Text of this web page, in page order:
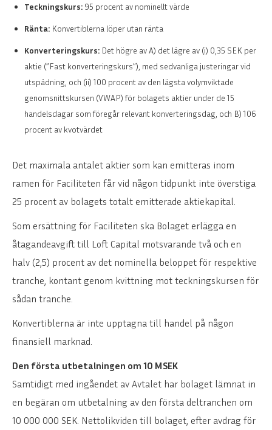
Teckningskurs: 95 procent av nominellt värde
Ränta: Konvertiblerna löper utan ränta
Konverteringskurs: Det högre av A) det lägre av (i) 0,35 SEK per
aktie (”Fast konverteringskurs”), med sedvanliga justeringar vid
utspädning, och (ii) 100 procent av den lägsta volymviktade
genomsnittskursen (VWAP) för bolagets aktier under de 15
handelsdagar som föregår relevant konverteringsdag, och B) 106
procent av kvotvärdet
Det maximala antalet aktier som kan emitteras inom
ramen för Faciliteten får vid någon tidpunkt inte överstiga
25 procent av bolagets totalt emitterade aktiekapital.
Som ersättning för Faciliteten ska Bolaget erlägga en
åtagandeavgift till Loft Capital motsvarande två och en
halv (2,5) procent av det nominella beloppet för respektive
tranche, kontant genom kvittning mot teckningskursen för
sådan tranche.
Konvertiblerna är inte upptagna till handel på någon
finansiell marknad.
Den första utbetalningen om 10 MSEK
Samtidigt med ingåendet av Avtalet har bolaget lämnat in
en begäran om utbetalning av den första deltranchen om
10 000 000 SEK. Nettolikviden till bolaget, efter avdrag för